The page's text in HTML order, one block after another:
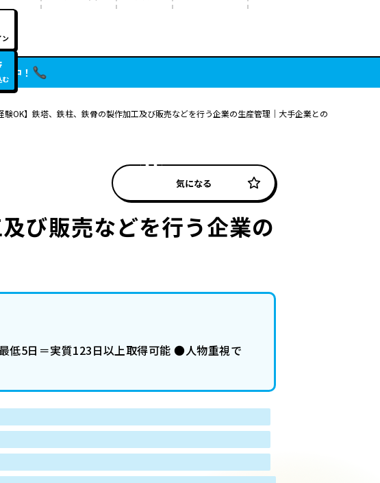
ン
む中！
験OK】鉄塔、鉄柱、鉄骨の製作加工及び販売などを行う企業の生産管理｜大手企業との
気になる
び販売などを行う企業の
5日＝実質123日以上取得可能 ●人物重視で